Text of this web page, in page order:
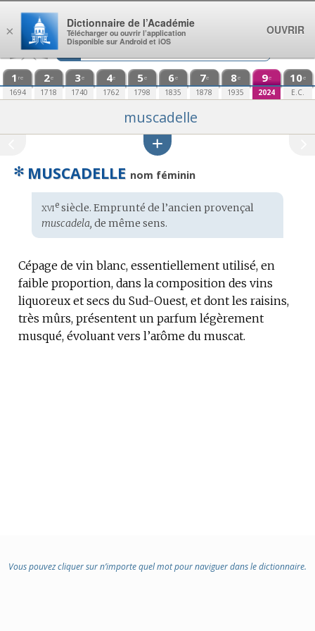
Aller au contenu
1 re
1694
2e
1718
3e
1740
4e
1762
5e
1798
6e
1835
7e
1878
8e
1935
9e
2024
10e
E.C.
muscadelle
✻ MUSCADELLE nom féminin
Étymologie
:
xviesiècle. Emprunté de l’ancien provençal
muscadela, de même sens.
Cépage de vin blanc, essentiellement utilisé, en
faible proportion, dans la composition des vins
liquoreux et secs du Sud-Ouest, et dont les raisins,
très mûrs, présentent un parfum légèrement
musqué, évoluant vers l’arôme du muscat.
Vous pouvez cliquer sur n’importe quel mot pour naviguer dans le dictionnaire.
×
Dictionnaire de l’Académie
Télécharger ou ouvrir l’application
Disponible sur Android et iOS
OUVRIR